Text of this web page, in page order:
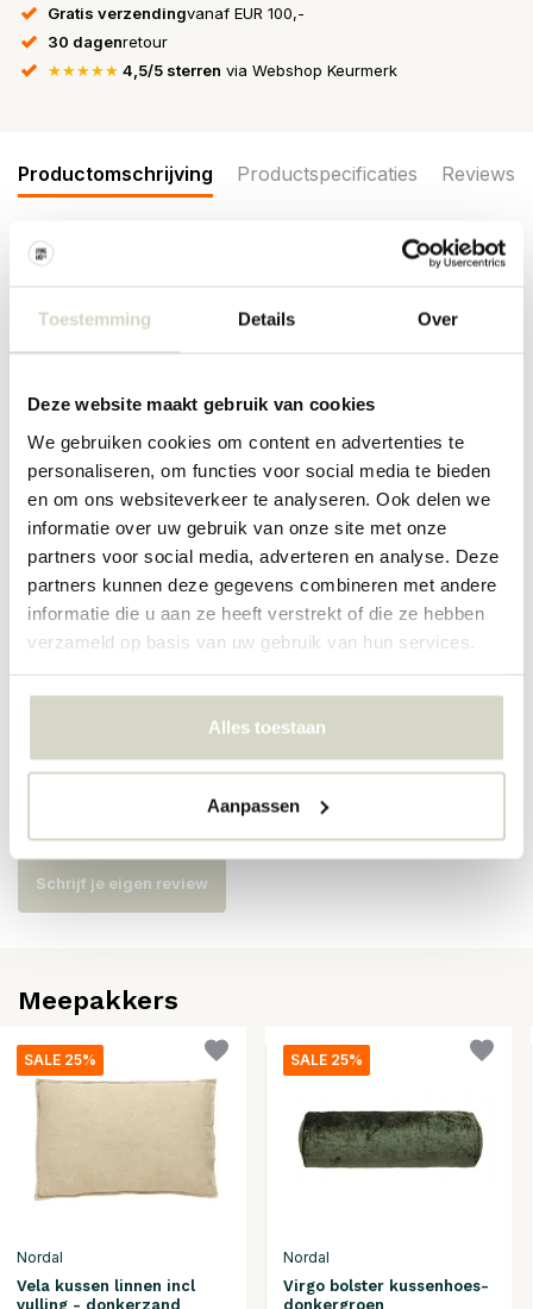
Toestemming Details Over
Deze website maakt gebruik van cookies
We gebruiken cookies om content en advertenties te
personaliseren, om functies voor social media te bieden
en om ons websiteverkeer te analyseren. Ook delen we
informatie over uw gebruik van onze site met onze
partners voor social media, adverteren en analyse. Deze
partners kunnen deze gegevens combineren met andere
informatie die u aan ze heeft verstrekt of die ze hebben
verzameld op basis van uw gebruik van hun services.
Alles toestaan
Aanpassen
Gratis verzendingvanaf EUR 100,-
30 dagenretour
★★★★★ 4,5/5 sterren via Webshop Keurmerk
Productomschrijving Productspecificaties Reviews
Heerlijk zacht kussen van het Deense interieurmerk Nordal.
vulling. Afmeting 38x63cm. Beschikbaar in verschillende kleuren.
Materiaal: velvet katoen
Overige: wasmachine was 30 graden
PRODUCTSPECIFICATIES
SKU
Reviews
Schrijf je eigen review
Meepakkers
SALE 25%
Nordal
Vela kussen linnen incl
vulling - donkerzand
SALE 25%
Nordal
Virgo bolster kussenhoes-
donkergroen